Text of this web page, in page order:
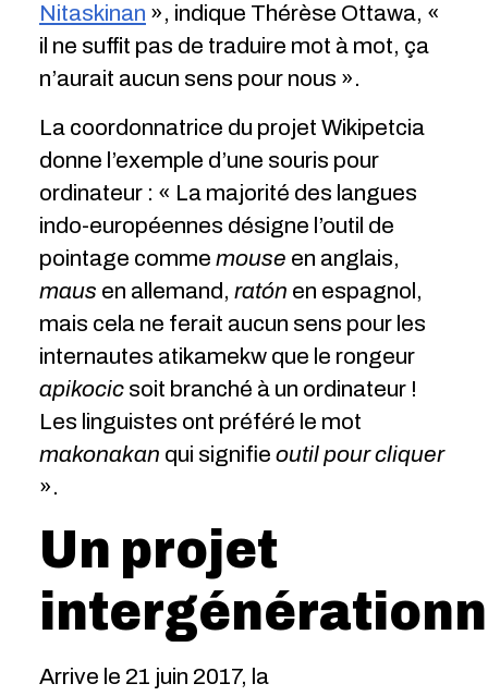
Nitaskinan », indique Thérèse Ottawa, «
il ne suffit pas de traduire mot à mot, ça
n’aurait aucun sens pour nous ».
La coordonnatrice du projet Wikipetcia
donne l’exemple d’une souris pour
ordinateur : « La majorité des langues
indo-européennes désigne l’outil de
pointage comme mouse en anglais,
maus en allemand, ratón en espagnol,
mais cela ne ferait aucun sens pour les
internautes atikamekw que le rongeur
apikocic soit branché à un ordinateur !
Les linguistes ont préféré le mot
makonakan qui signifie outil pour cliquer
».
Un projet
Arrive le 21 juin 2017, la